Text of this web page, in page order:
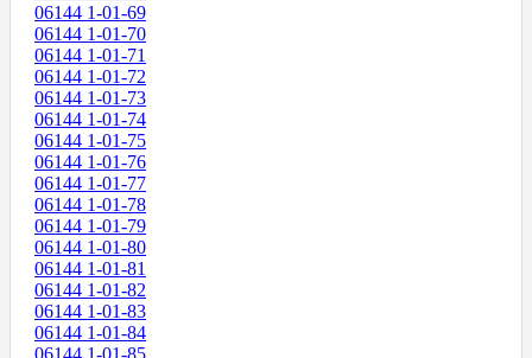
06144 1-01-69
06144 1-01-70
06144 1-01-71
06144 1-01-72
06144 1-01-73
06144 1-01-74
06144 1-01-75
06144 1-01-76
06144 1-01-77
06144 1-01-78
06144 1-01-79
06144 1-01-80
06144 1-01-81
06144 1-01-82
06144 1-01-83
06144 1-01-84
06144 1-01-85